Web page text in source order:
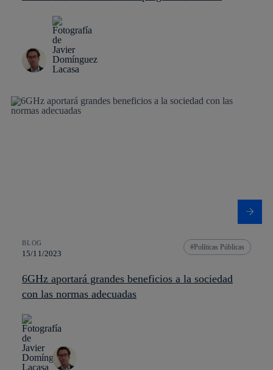
BLOG
15/11/2023
Políticas Públicas
6GHz aportará grandes beneficios a la sociedad
con las normas adecuadas